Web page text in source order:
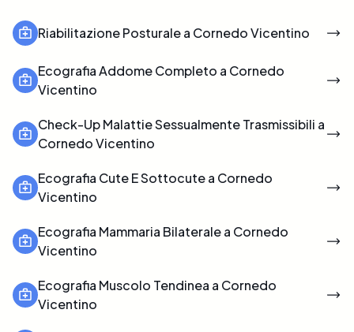
Riabilitazione Posturale a Cornedo Vicentino
Ecografia Addome Completo a Cornedo
Vicentino
Check-Up Malattie Sessualmente Trasmissibili a
Cornedo Vicentino
Ecografia Cute E Sottocute a Cornedo
Vicentino
Ecografia Mammaria Bilaterale a Cornedo
Vicentino
Ecografia Muscolo Tendinea a Cornedo
Vicentino